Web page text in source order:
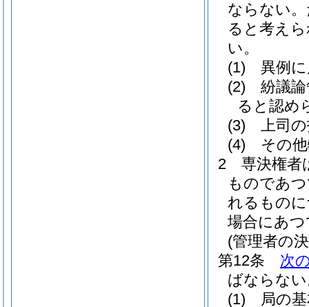
ならない。
ると考え
い。
(1)
異例
(2)
紛議
ると認め
(3)
上司
(4)
その
2
専決権者
ものであ
れるもの
場合にあ
(管理者の
第12条
次
ばならな
(1)
局の